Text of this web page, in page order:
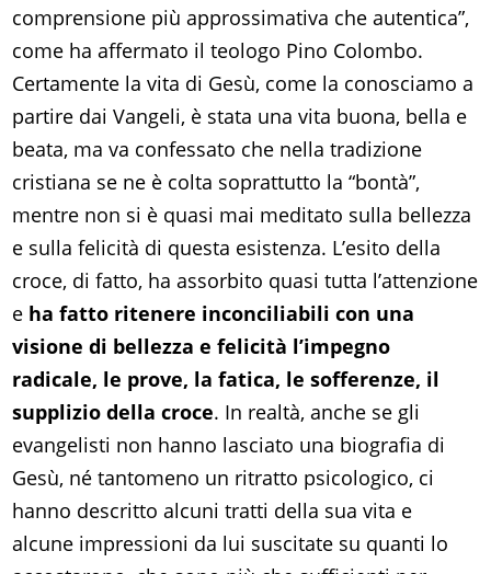
comprensione più approssimativa che autentica”,
come ha affermato il teologo Pino Colombo.
Certamente la vita di Gesù, come la conosciamo a
partire dai Vangeli, è stata una vita buona, bella e
beata, ma va confessato che nella tradizione
cristiana se ne è colta soprattutto la “bontà”,
mentre non si è quasi mai meditato sulla bellezza
e sulla felicità di questa esistenza. L’esito della
croce, di fatto, ha assorbito quasi tutta l’attenzione
e ha fatto ritenere inconciliabili con una
visione di bellezza e felicità l’impegno
radicale, le prove, la fatica, le sofferenze, il
supplizio della croce. In realtà, anche se gli
evangelisti non hanno lasciato una biografia di
Gesù, né tantomeno un ritratto psicologico, ci
hanno descritto alcuni tratti della sua vita e
alcune impressioni da lui suscitate su quanti lo